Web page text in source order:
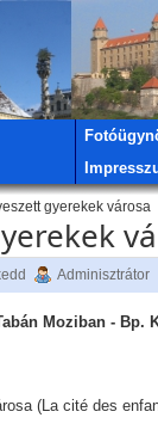
gyerekek városa
Adminisztrátor
Moziban - Bp.
(La cité des